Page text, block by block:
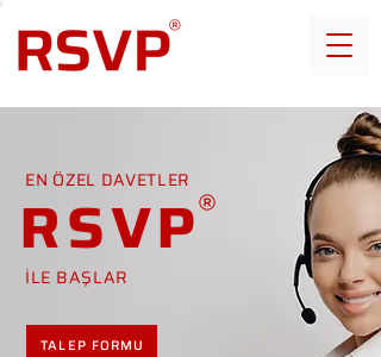
EN ÖZEL DAVETLER
RSVP
İLE BAŞLAR
TALEP FORMU